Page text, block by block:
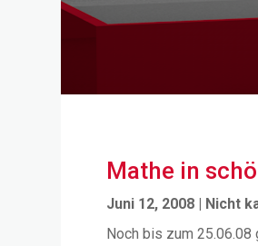
Mathe in
Juni 12, 2008 | Nicht
Noch bis zum